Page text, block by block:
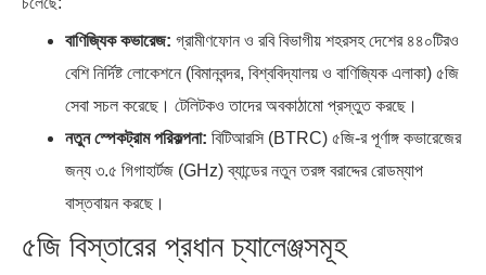
বাণিজ্যিক কভারেজ: গ্রামীণফোন ও রবি বিভাগীয় শহরসহ দেশের ৪৪০টিরও
বেশি নির্দিষ্ট লোকেশনে (বিমানবন্দর, বিশ্ববিদ্যালয় ও বাণিজ্যিক এলাকা) ৫জি
সেবা সচল করেছে। টেলিটকও তাদের অবকাঠামো প্রস্তুত করছে।
নতুন স্পেকট্রাম পরিকল্পনা: বিটিআরসি (BTRC) ৫জি-র পূর্ণাঙ্গ কভারেজের
জন্য ৩.৫ গিগাহার্টজ (GHz) ব্যান্ডের নতুন তরঙ্গ বরাদ্দের রোডম্যাপ
বাস্তবায়ন করছে।
৫জি বিস্তারের প্রধান চ্যালেঞ্জসমূহ